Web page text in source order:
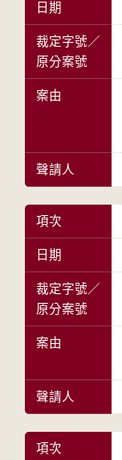
日期
裁定字號／
原分案號
案由
聲請人
項次
日期
裁定字號／
原分案號
案由
聲請人
項次